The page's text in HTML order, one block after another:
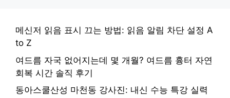
메신저 읽음 표시 끄는 방법: 읽음 알림 차단 설정 A
to Z
여드름 자국 없어지는데 몇 개월? 여드름 흉터 자연
회복 시간 솔직 후기
동아스쿨산성 마천동 강사진: 내신 수능 특강 실력